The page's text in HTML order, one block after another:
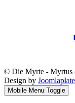
© Die Myrte - Myrtus
Design by
Mobile Menu Toggle